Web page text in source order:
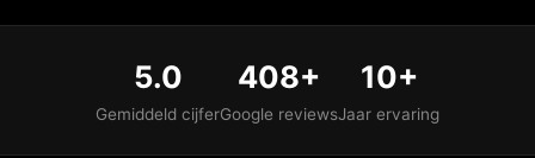
5.0
Gemiddeld cijfer
408+
Google reviews
10+
Jaar ervaring